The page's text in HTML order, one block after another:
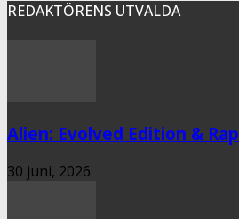
REDAKTÖRENS UTVALDA
Alien: Evolved Edition &
30 juni, 2026